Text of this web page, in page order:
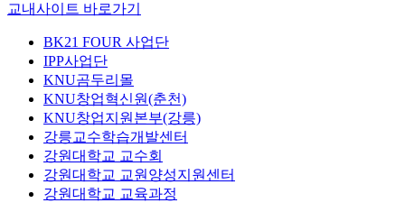
교내사이트 바로가기
BK21 FOUR 사업단
IPP사업단
KNU곰두리몰
KNU창업혁신원(춘천)
KNU창업지원본부(강릉)
강릉교수학습개발센터
강원대학교 교수회
강원대학교 교원양성지원센터
강원대학교 교육과정